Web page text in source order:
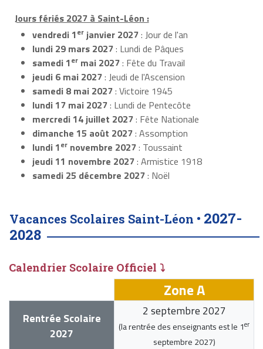
Jours fériés 2027 à Saint-Léon :
vendredi 1er janvier 2027: Jour de l'an
lundi 29 mars 2027: Lundi de Pâques
samedi 1er mai 2027: Fête du Travail
jeudi 6 mai 2027: Jeudi de l'Ascension
samedi 8 mai 2027: Victoire 1945
lundi 17 mai 2027: Lundi de Pentecôte
mercredi 14 juillet 2027: Fête Nationale
dimanche 15 août 2027: Assomption
lundi 1er novembre 2027: Toussaint
jeudi 11 novembre 2027: Armistice 1918
samedi 25 décembre 2027: Noël
Vacances Scolaires Saint-Léon • 2027-
2028
Calendrier Scolaire Officiel ⤵
Zone A
Rentrée Scolaire
2027
2 septembre 2027
(la rentrée des enseignants est le 1er
septembre 2027)